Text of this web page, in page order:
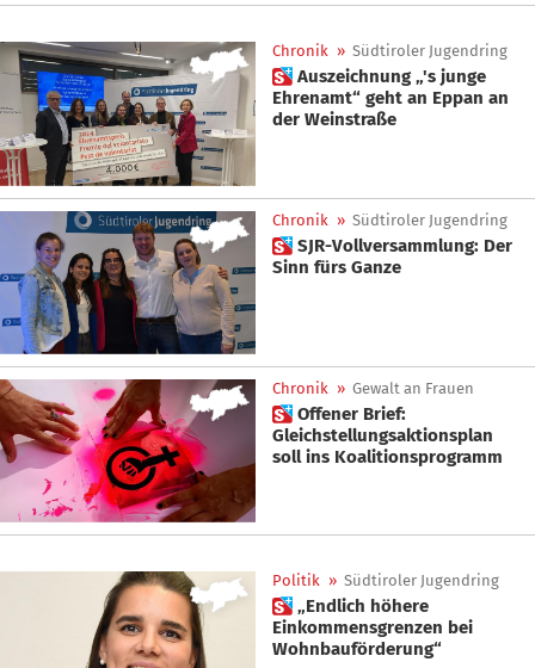
Chronik » Südtiroler Jugendring
 Auszeichnung „'s junge
Ehrenamt“ geht an Eppan an
der Weinstraße
Chronik » Südtiroler Jugendring
 SJR-Vollversammlung: Der
Sinn fürs Ganze
Chronik » Gewalt an Frauen
 Offener Brief:
Gleichstellungsaktionsplan
soll ins Koalitionsprogramm
Politik » Südtiroler Jugendring
 „Endlich höhere
Einkommensgrenzen bei
Wohnbauförderung“